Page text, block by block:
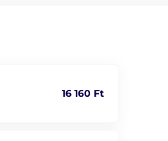
16 160 Ft